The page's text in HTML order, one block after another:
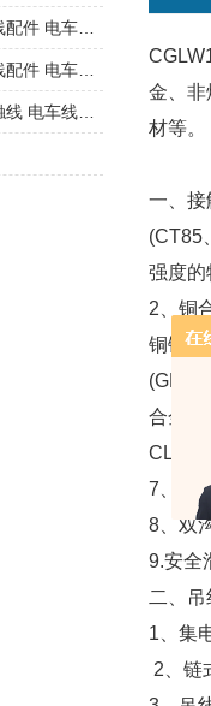
金、非
材等。
一、接
(CT85
强度的
2、铜
铜镁合
合金复
CLHA
7、电
8、双
9.安全
二、
1、集
2、链
夹铜并接 电车线铜接触线 电车线配件 电车铜滑触线厂家
铁碗瓷瓶 电车线铜接触线 电车线配件 电车铜滑触线价格
分区开关 电车线配件 电车铜滑触线 电车线铜接触线新型